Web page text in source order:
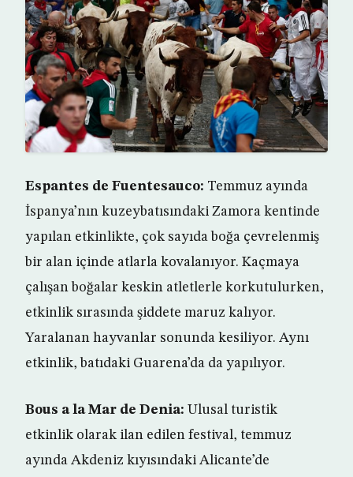
Espantes de Fuentesauco: Temmuz ayında
İspanya’nın kuzeybatısındaki Zamora kentinde
yapılan etkinlikte, çok sayıda boğa çevrelenmiş
bir alan içinde atlarla kovalanıyor. Kaçmaya
çalışan boğalar keskin atletlerle korkutulurken,
etkinlik sırasında şiddete maruz kalıyor.
Yaralanan hayvanlar sonunda kesiliyor. Aynı
etkinlik, batıdaki Guarena’da da yapılıyor.
Bous a la Mar de Denia: Ulusal turistik
etkinlik olarak ilan edilen festival, temmuz
ayında Akdeniz kıyısındaki Alicante’de